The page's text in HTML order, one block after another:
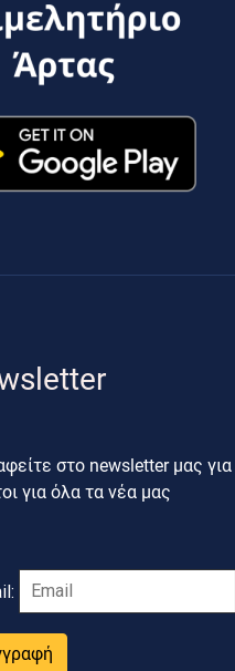
στο newsletter μας
για όλα τα νέα μας